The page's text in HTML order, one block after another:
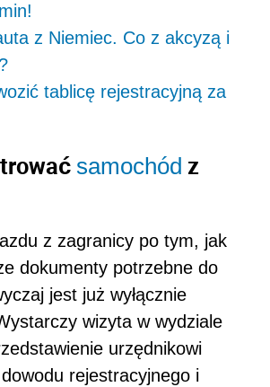
z Niemiec. Co z akcyzą i
tablicę rejestracyjną za
samochód z
z zagranicy po tym, jak
dokumenty potrzebne do
jest już wyłącznie
wizyta w wydziale
urzędnikowi
rejestracyjnego i